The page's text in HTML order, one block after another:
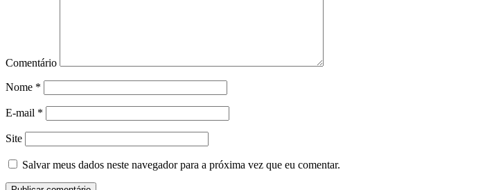
Comentário
Nome *
E-mail *
Site
Salvar meus dados neste navegador para a próxima vez que eu comentar.